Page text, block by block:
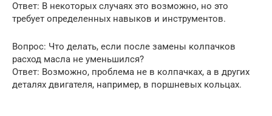
Ответ: В некоторых случаях это возможно, но это
требует определенных навыков и инструментов.
Вопрос: Что делать, если после замены колпачков
расход масла не уменьшился?
Ответ: Возможно, проблема не в колпачках, а в других
деталях двигателя, например, в поршневых кольцах.